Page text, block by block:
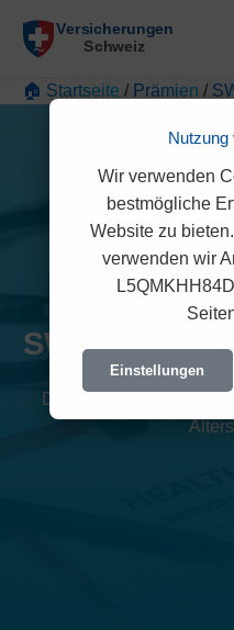
🏠 Startseite / Prämien /
SWICA
Detaillierte Übersicht
Nutzung
Wir verwenden
bestmögliche
Website zu
verwenden wir
Einstellungen